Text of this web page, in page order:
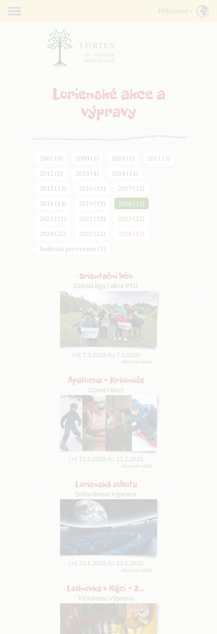
Lorienské akce a
výpravy
2002 (4) 2009 (1) 2010 (1)
2011 (1)
2012 (2)
2013 (4)
2014 (14)
2015 (13)
2016 (11)
2017 (12)
2018 (14)
2019 (19)
2020 (12)
2021 (11)
2022 (19)
2023 (22)
2024 (25)
2025 (22)
2026 (12)
budoucí potvrzené (1)
Orientační běh
Zelená liga / akce PTO
Od 7.3.2020 do 7.3.2020
Akce skončila
Apalucha - Krkonoše
Zimní tábor
Od 15.2.2020 do 22.2.2020
Akce skončila
Lorienská sobota
Jednodenní výprava
Od 25.1.2020 do 25.1.2020
Akce skončila
Lednovka v Rájci - Z…
Vícedenní výprava